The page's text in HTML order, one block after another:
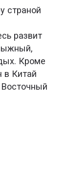
страной
развит
Кроме
в Китай
Восточный